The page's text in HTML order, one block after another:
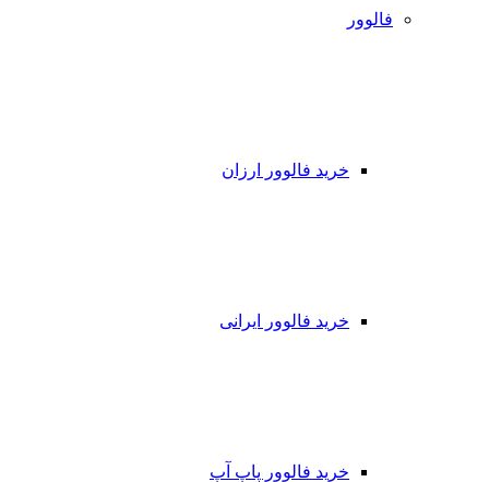
فالوور
خرید فالوور ارزان
خرید فالوور ایرانی
خرید فالوور پاپ آپ